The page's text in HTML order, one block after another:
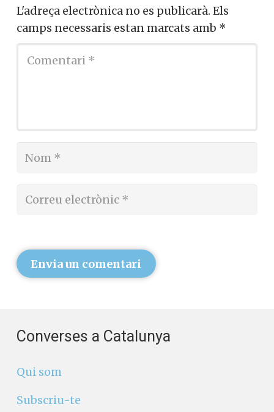
L'adreça electrònica no es publicarà. Els
camps necessaris estan marcats amb *
Envia un comentari
Converses a Catalunya
Qui som
Subscriu-te